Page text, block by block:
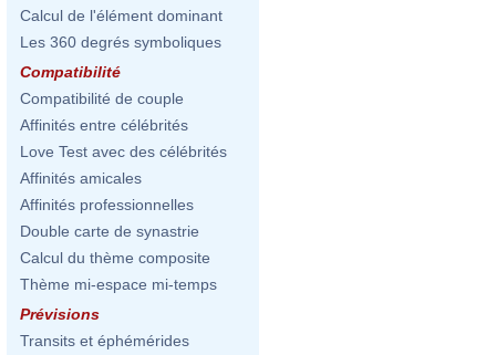
Calcul de l'élément dominant
Les 360 degrés symboliques
Compatibilité
Compatibilité de couple
Affinités entre célébrités
Love Test avec des célébrités
Affinités amicales
Affinités professionnelles
Double carte de synastrie
Calcul du thème composite
Thème mi-espace mi-temps
Prévisions
Transits et éphémérides